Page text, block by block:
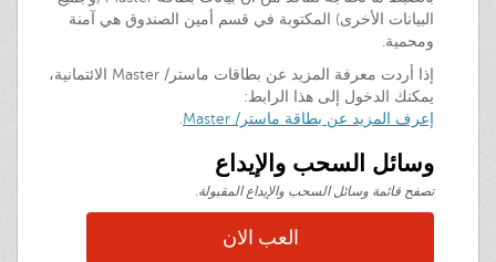
البيانات الأخرى) المكتوبة في قسم أمين الصندوق هي آمنة
ومحمية.
إذا أردت معرفة المزيد عن بطاقات ماستر/ Master الائتمانية،
يمكنك الدخول إلى هذا الرابط:
إعرف المزيد عن بطاقة ماستر/ Master
.
وسائل السحب والإيداع
تصفح قائمة وسائل السحب والإيداع المقبولة.
العب الان